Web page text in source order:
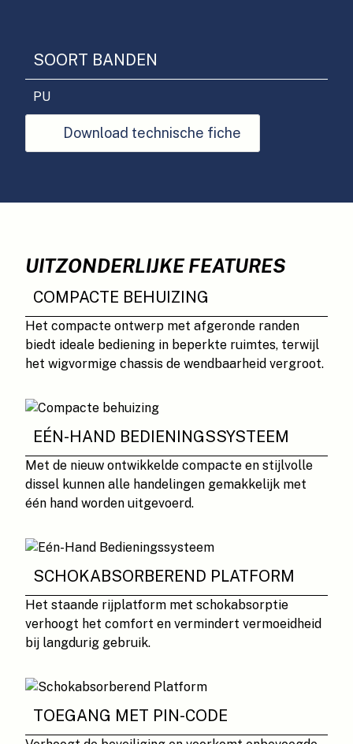
SOORT BANDEN
PU
Download technische fiche
UITZONDERLIJKE FEATURES
COMPACTE BEHUIZING
Het compacte ontwerp met afgeronde randen
biedt ideale bediening in beperkte ruimtes, terwijl
het wigvormige chassis de wendbaarheid vergroot.
EÉN-HAND BEDIENINGSSYSTEEM
Met de nieuw ontwikkelde compacte en stijlvolle
dissel kunnen alle handelingen gemakkelijk met
één hand worden uitgevoerd.
SCHOKABSORBEREND PLATFORM
Het staande rijplatform met schokabsorptie
verhoogt het comfort en vermindert vermoeidheid
bij langdurig gebruik.
TOEGANG MET PIN-CODE